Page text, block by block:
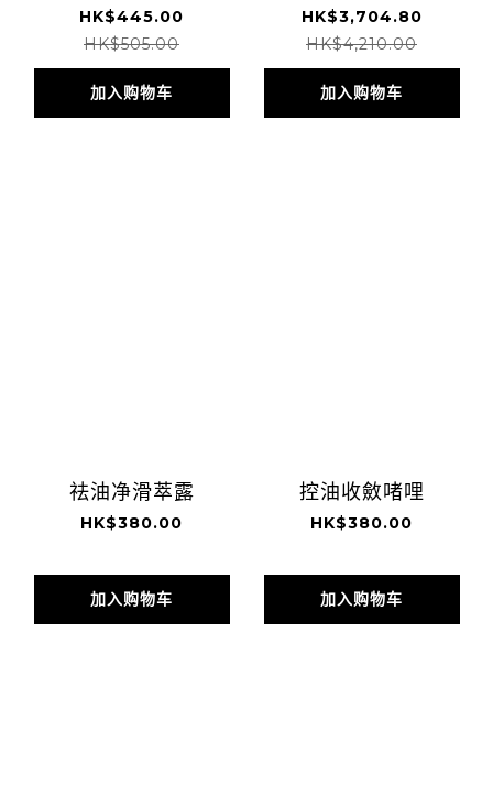
HK$445.00
HK$505.00
加入购物车
HK$3,704.80
HK$4,210.00
加入购物车
祛油净滑萃露
HK$380.00
加入购物车
控油收斂啫哩
HK$380.00
加入购物车